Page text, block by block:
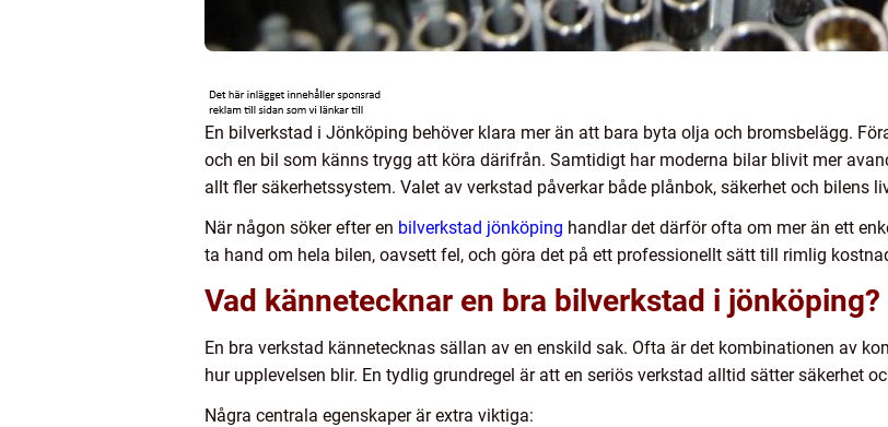
En bilverkstad i Jönköping behöver klara mer än att bara byta olja och bromsbelägg.
och en bil som känns trygg att köra därifrån. Samtidigt har moderna bilar blivit mer
allt fler säkerhetssystem. Valet av verkstad påverkar både plånbok, säkerhet och bilens
När någon söker efter en bilverkstad jönköping handlar det därför ofta om mer än ett
ta hand om hela bilen, oavsett fel, och göra det på ett professionellt sätt till rimlig
Vad kännetecknar en bra bilverkstad i jönköping?
En bra verkstad kännetecknas sällan av en enskild sak. Ofta är det kombinationen av
hur upplevelsen blir. En tydlig grundregel är att en seriös verkstad alltid sätter säkerhet
Några centrala egenskaper är extra viktiga: